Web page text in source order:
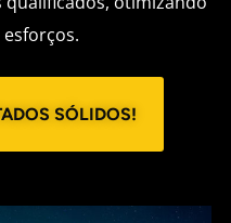
SÓLIDOS!